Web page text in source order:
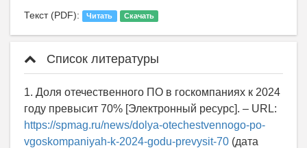
Текст (PDF): Читать Скачать
Список литературы
1. Доля отечественного ПО в госкомпаниях к 2024
году превысит 70% [Электронный ресурс]. – URL:
https://spmag.ru/news/dolya-otechestvennogo-po-
vgoskompaniyah-k-2024-godu-prevysit-70 (дата